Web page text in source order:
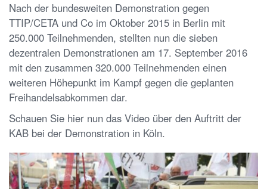
Nach der bundesweiten Demonstration gegen
TTIP/CETA und Co im Oktober 2015 in Berlin mit
250.000 Teilnehmenden, stellten nun die sieben
dezentralen Demonstrationen am 17. September 2016
mit den zusammen 320.000 Teilnehmenden einen
weiteren Höhepunkt im Kampf gegen die geplanten
Freihandelsabkommen dar.
Schauen Sie hier nun das Video über den Auftritt der
KAB bei der Demonstration in Köln.